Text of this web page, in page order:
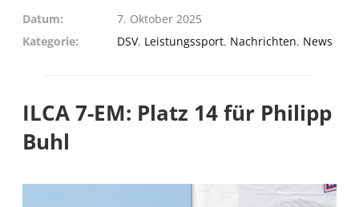
Datum
7. Oktober 2025
Kategorie
DSV, Leistungssport, Nachrichten, News
ILCA 7-EM: Platz 14 für Philipp
Buhl